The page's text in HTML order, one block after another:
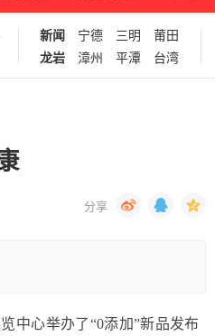
新闻 宁德 三明
莆田
龙岩
漳州 平潭 台湾
中心举办了“0添加”新品发布